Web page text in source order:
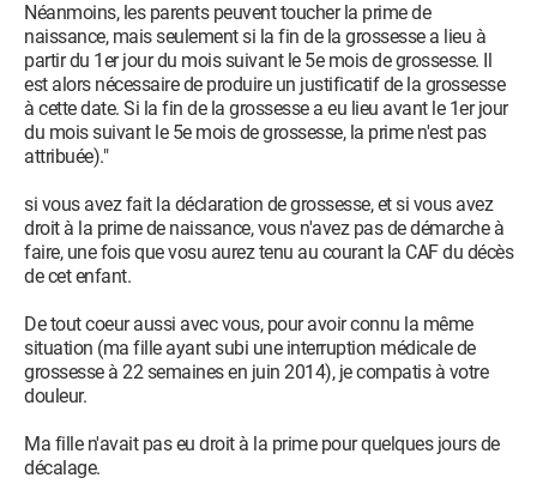
Néanmoins, les parents peuvent toucher la prime de
naissance, mais seulement si la fin de la grossesse a lieu à
partir du 1er jour du mois suivant le 5e mois de grossesse. Il
est alors nécessaire de produire un justificatif de la grossesse
à cette date. Si la fin de la grossesse a eu lieu avant le 1er jour
du mois suivant le 5e mois de grossesse, la prime n'est pas
attribuée)."
si vous avez fait la déclaration de grossesse, et si vous avez
droit à la prime de naissance, vous n'avez pas de démarche à
faire, une fois que vosu aurez tenu au courant la CAF du décès
de cet enfant.
De tout coeur aussi avec vous, pour avoir connu la même
situation (ma fille ayant subi une interruption médicale de
grossesse à 22 semaines en juin 2014), je compatis à votre
douleur.
Ma fille n'avait pas eu droit à la prime pour quelques jours de
décalage.